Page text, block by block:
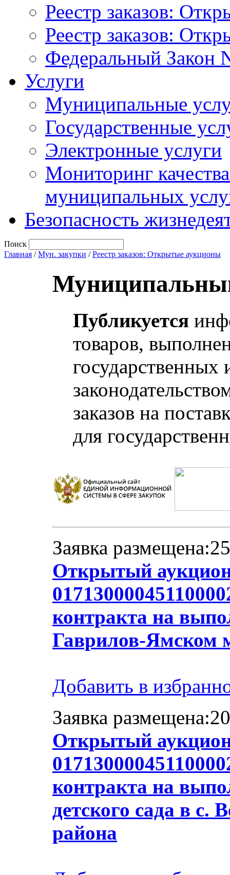
Реестр заказов:
Реестр заказов:
Федеральный Закон
Услуги
Муниципальные
Государственные
Электронные услуги
Мониторинг
муниципальных
Безопасность
Поиск
Главная /Мун. закупки /Реестр заказов: Открытые аукционы
Публикуется
товаров,
заказов на
для
Заявка
Открытый
контракта на
Гаврилов-Ямском
Добавить в
Заявка
Открытый
контракта на
детского сада в с.
района